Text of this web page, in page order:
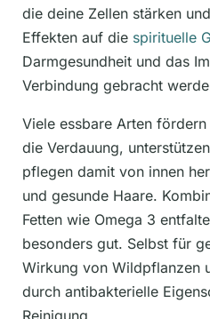
die deine Zellen stärken
Effekten auf die spirituelle
Darmgesundheit und das
Verbindung gebracht
Viele essbare Arten
die Verdauung,
pflegen damit von innen
und gesunde Haare.
Fetten wie Omega 3
besonders gut. Selbst für
Wirkung von Wildpflanzen
durch antibakterielle